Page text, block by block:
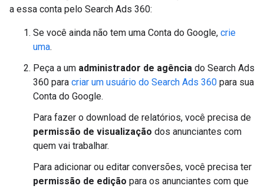
a essa conta pelo Search Ads 360:
Se você ainda não tem uma Conta do Google, crie
uma.
Peça a um administrador de agência do Search Ads
360 para criar um usuário do Search Ads 360 para sua
Conta do Google.
Para fazer o download de relatórios, você precisa de
permissão de visualização dos anunciantes com
quem vai trabalhar.
Para adicionar ou editar conversões, você precisa ter
permissão de edição para os anunciantes com que